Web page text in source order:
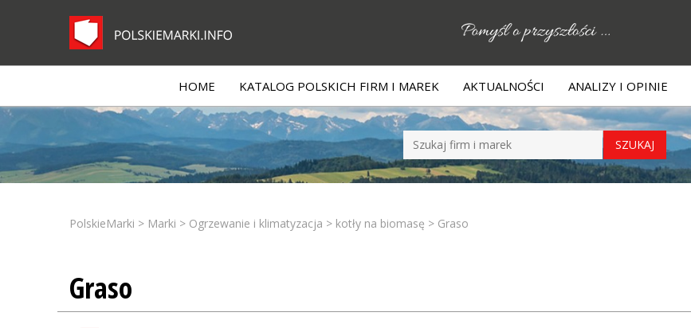
HOME KATALOG POLSKICH FIRM I MAREK AKTUALNOŚCI ANALIZY I OPINIE
PolskieMarki > Marki > Ogrzewanie i klimatyzacja > kotły na biomasę > Graso
Graso